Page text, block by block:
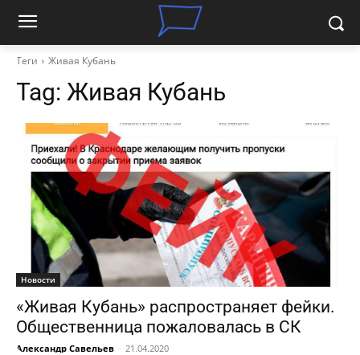
Теги Живая Кубань
Tag: Живая Кубань
Новости
«Живая Кубань» распространяет фейки.
Общественница пожаловалась в СК
Александр Савельев - 21.04.2020